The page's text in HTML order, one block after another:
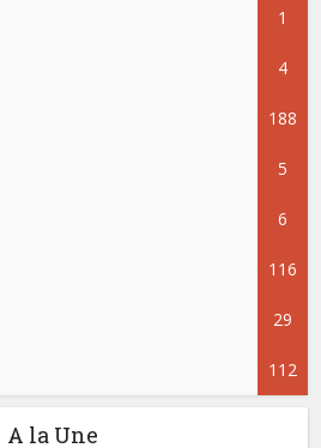
1
4
188
5
6
116
29
112
A la Une